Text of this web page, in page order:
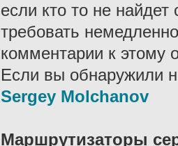
если кто то не найдет
требовать
комментарии к этому
Если вы обнаружили
Sergey Molchanov
Маршрутизаторы